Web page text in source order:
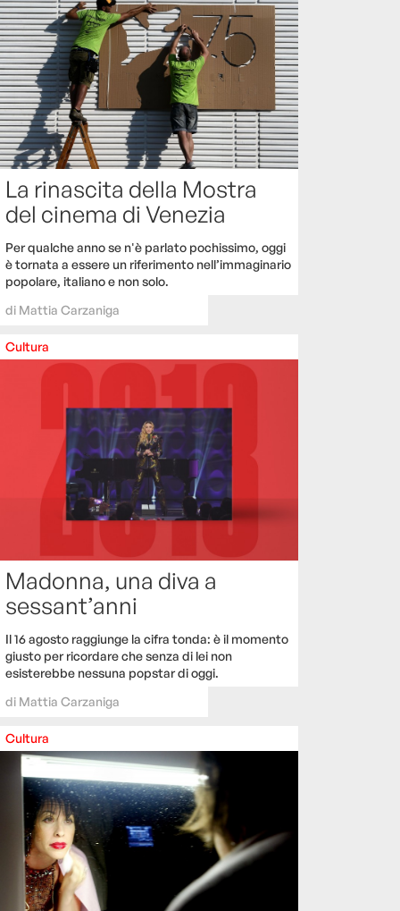
La rinascita della Mostra
del cinema di Venezia
Per qualche anno se n'è parlato pochissimo, oggi
è tornata a essere un riferimento nell’immaginario
popolare, italiano e non solo.
di Mattia Carzaniga
Cultura
Madonna, una diva a
sessant’anni
Il 16 agosto raggiunge la cifra tonda: è il momento
giusto per ricordare che senza di lei non
esisterebbe nessuna popstar di oggi.
di Mattia Carzaniga
Cultura